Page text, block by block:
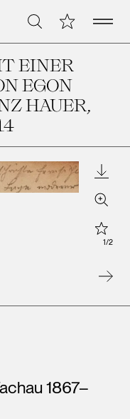
Suche Meine Open
EINER
EGON
HAUER,
Zoom
Star
1/2
1867–